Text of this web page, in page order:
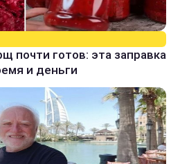
почти готов: эта заправка
и деньги